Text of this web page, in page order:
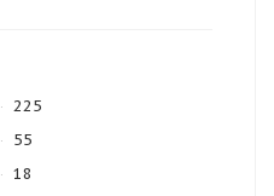
225
55
18